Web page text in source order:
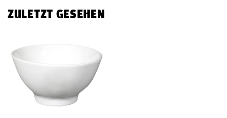
ZULETZT GESEHEN